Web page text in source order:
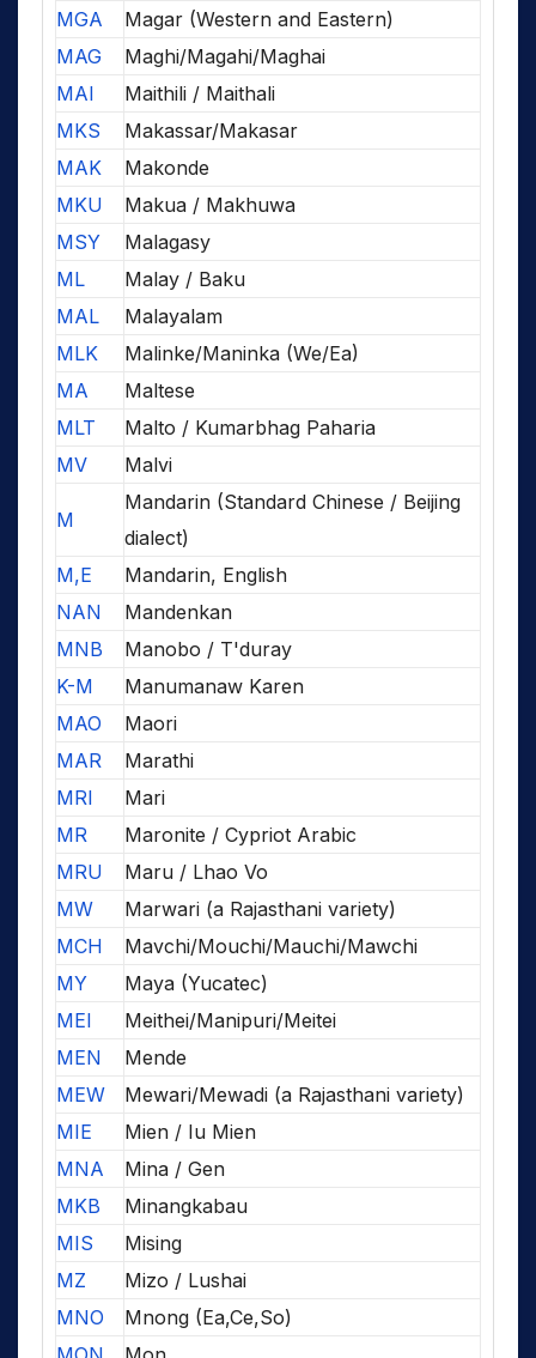
MGA
Magar (Western and Eastern)
MAG
Maghi/Magahi/Maghai
MAI
Maithili / Maithali
MKS
Makassar/Makasar
MAK
Makonde
MKU
Makua / Makhuwa
MSY
Malagasy
ML
Malay / Baku
MAL
Malayalam
MLK
Malinke/Maninka (We/Ea)
MA
Maltese
MLT
Malto / Kumarbhag Paharia
MV
Malvi
M
Mandarin (Standard Chinese / Beijing
dialect)
M,E
Mandarin, English
NAN
Mandenkan
MNB
Manobo / T'duray
K-M
Manumanaw Karen
MAO
Maori
MAR
Marathi
MRI
Mari
MR
Maronite / Cypriot Arabic
MRU
Maru / Lhao Vo
MW
Marwari (a Rajasthani variety)
MCH
Mavchi/Mouchi/Mauchi/Mawchi
MY
Maya (Yucatec)
MEI
Meithei/Manipuri/Meitei
MEN
Mende
MEW
Mewari/Mewadi (a Rajasthani variety)
MIE
Mien / Iu Mien
MNA
Mina / Gen
MKB
Minangkabau
MIS
Mising
MZ
Mizo / Lushai
MNO
Mnong (Ea,Ce,So)